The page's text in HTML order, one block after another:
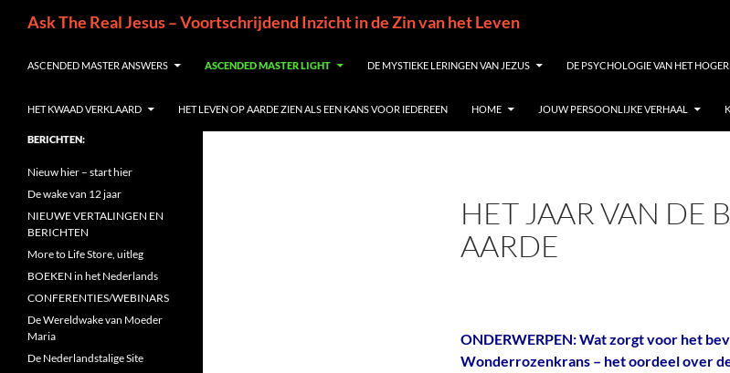
inhoud
Ask The Real Jesus – Voortschrijdend Inzicht in de Zin van het Leven
ASCENDED MASTER ANSWERS ASCENDED MASTER LIGHT DE MYSTIEKE LERINGEN VAN JEZUS DE PSYCHOLOGIE VAN HET
HET KWAAD VERKLAARD HET LEVEN OP AARDE ZIEN ALS EEN KANS VOOR IEDEREEN HOME JOUW PERSOONLIJKE VERHAAL
HET JAAR VAN DE
AARDE
ONDERWERPEN: Wat zorgt voor het
Wonderrozenkrans – het oordeel over
BERICHTEN:
Nieuw hier – start hier
De wake van 12 jaar
NIEUWE VERTALINGEN EN
BERICHTEN
More to Life Store, uitleg
BOEKEN in het Nederlands
CONFERENTIES/WEBINARS
De Wereldwake van Moeder
Maria
De Nederlandstalige Site